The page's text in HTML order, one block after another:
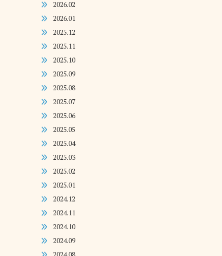
2026.02
2026.01
2025.12
2025.11
2025.10
2025.09
2025.08
2025.07
2025.06
2025.05
2025.04
2025.03
2025.02
2025.01
2024.12
2024.11
2024.10
2024.09